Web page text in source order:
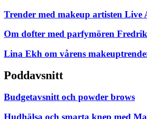
Trender med makeup artisten Live
Om dofter med parfymören
Lina Ekh om vårens
Poddavsnitt
Budgetavsnitt och powder brows
Hudhälsa och smarta knep med